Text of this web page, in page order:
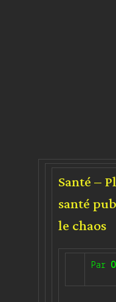
Santé –
santé
le chaos
Par